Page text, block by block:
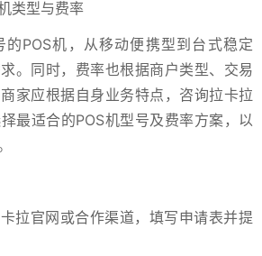
类型与费率
POS机，从移动便携型到台式稳定
。同时，费率也根据商户类型、交易
家应根据自身业务特点，咨询拉卡拉
最适合的POS机型号及费率方案，以
拉官网或合作渠道，填写申请表并提